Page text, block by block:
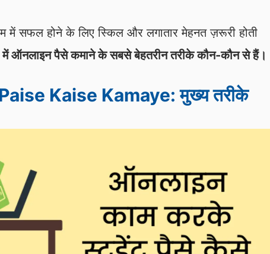
में सफल होने के लिए स्किल और लगातार मेहनत ज़रूरी होती
ऑनलाइन पैसे कमाने के सबसे बेहतरीन तरीके कौन-कौन से हैं।
Kaise Kamaye: मुख्य तरीके